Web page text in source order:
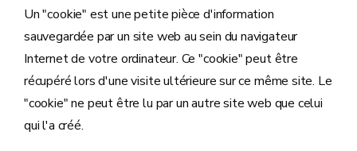
Un "cookie" est une petite pièce d'information
sauvegardée par un site web au sein du navigateur
Internet de votre ordinateur. Ce "cookie" peut être
récupéré lors d'une visite ultérieure sur ce même site. Le
"cookie" ne peut être lu par un autre site web que celui
qui l'a créé.